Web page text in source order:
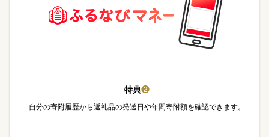
特典❷
自分の寄附履歴から返礼品の発送日や年間寄附額を確認できます。